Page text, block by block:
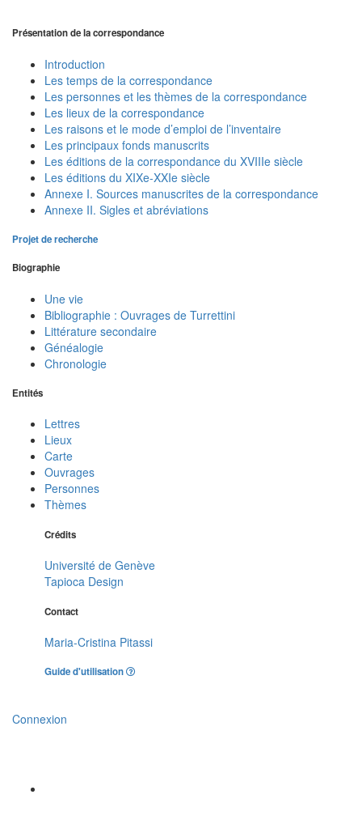
Présentation de la correspondance
Introduction
Les temps de la correspondance
Les personnes et les thèmes de la correspondance
Les lieux de la correspondance
Les raisons et le mode d’emploi de l’inventaire
Les principaux fonds manuscrits
Les éditions de la correspondance du XVIIIe siècle
Les éditions du XIXe-XXIe siècle
Annexe I. Sources manuscrites de la correspondance
Annexe II. Sigles et abréviations
Projet de recherche
Biographie
Une vie
Bibliographie : Ouvrages de Turrettini
Littérature secondaire
Généalogie
Chronologie
Entités
Lettres
Lieux
Carte
Ouvrages
Personnes
Thèmes
Crédits
Université de Genève
Tapioca Design
Contact
Maria-Cristina Pitassi
Guide d'utilisation
Connexion